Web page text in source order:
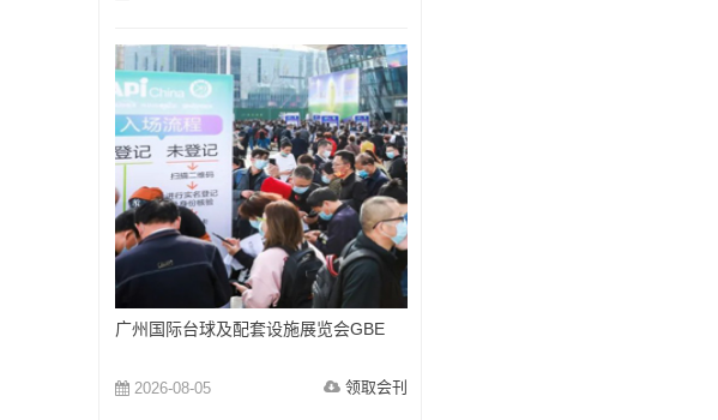
广州国际台球及配套设施展览会GBE
2026-08-05 领取会刊